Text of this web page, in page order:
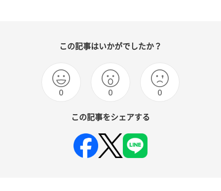
この記事はいかがでしたか？
0 0 0
この記事をシェアする